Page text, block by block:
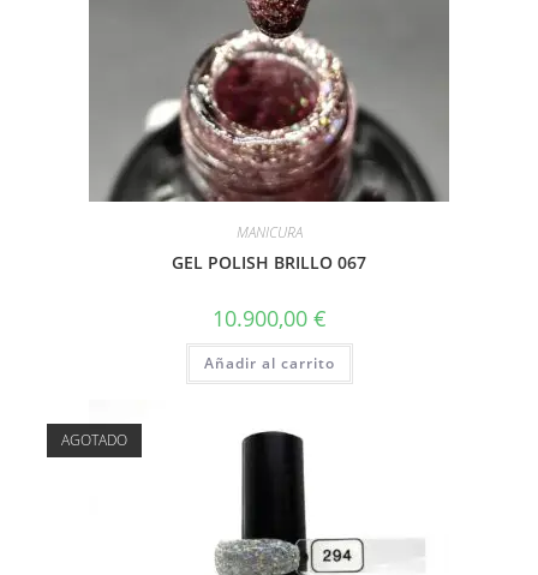
MANICURA
GEL POLISH BRILLO 067
10.900,00 €
Añadir al carrito
AGOTADO